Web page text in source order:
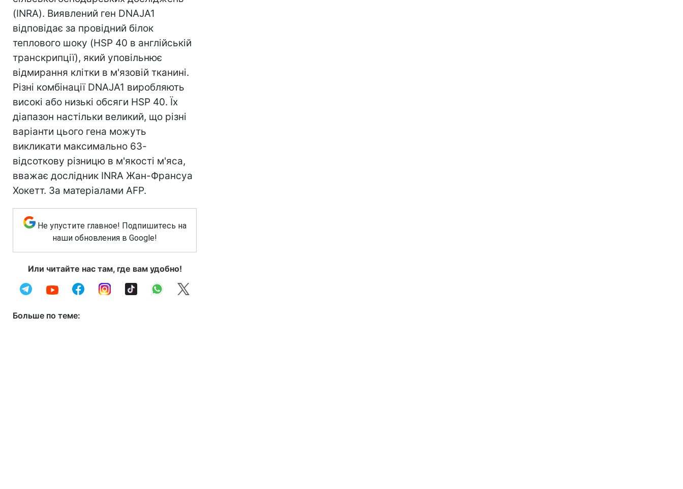
(INRA). Виявлений ген DNAJA1
відповідає за провідний білок
теплового шоку (HSP 40 в англійській
транскрипції), який уповільнює
відмирання клітки в м'язовій тканині.
Різні комбінації DNAJA1 виробляють
високі або низькі обсяги HSP 40. Їх
діапазон настільки великий, що різні
варіанти цього гена можуть
викликати максимально 63-
відсоткову різницю в м'якості м'яса,
вважає дослідник INRA Жан-Франсуа
Хокетт. За матеріалами AFP.
Не упустите главное! Подпишитесь на
наши обновления в Google!
Или читайте нас там, где вам удобно!
Больше по теме: